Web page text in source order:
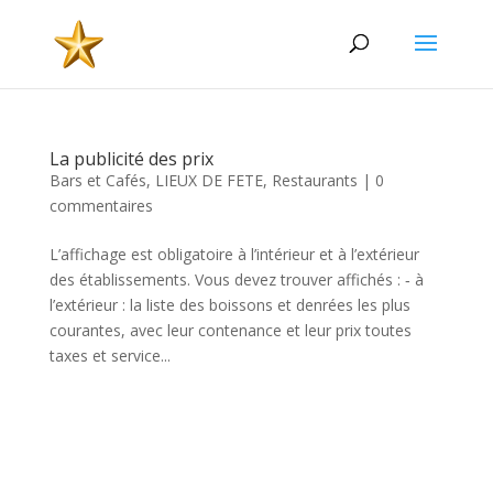
La publicité des prix
Bars et Cafés, LIEUX DE FETE, Restaurants | 0
commentaires
L’affichage est obligatoire à l’intérieur et à l’extérieur
des établissements. Vous devez trouver affichés : ‐ à
l’extérieur : la liste des boissons et denrées les plus
courantes, avec leur contenance et leur prix toutes
taxes et service...